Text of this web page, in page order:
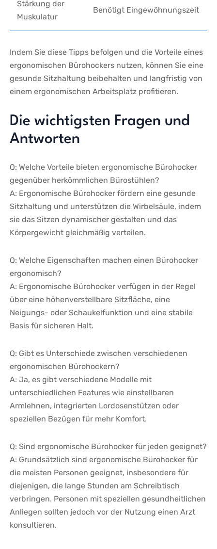
Stärkung ‍der
Muskulatur
Benötigt Eingewöhnungszeit
Indem Sie diese Tipps befolgen und die ⁤Vorteile eines
ergonomischen ‌Bürohockers nutzen, können Sie eine
gesunde Sitzhaltung beibehalten und langfristig von
einem ergonomischen Arbeitsplatz profitieren.
Die wichtigsten Fragen und
Antworten
Q: Welche Vorteile bieten ergonomische⁣ Bürohocker⁣
gegenüber herkömmlichen Bürostühlen?
A: Ergonomische Bürohocker fördern eine gesunde⁤
Sitzhaltung und unterstützen die Wirbelsäule, indem
sie das Sitzen dynamischer gestalten und das
Körpergewicht ‍gleichmäßig verteilen.
Q: Welche Eigenschaften machen einen Bürohocker
ergonomisch?
A:⁤ Ergonomische Bürohocker verfügen in der ⁤Regel
über eine höhenverstellbare Sitzfläche, eine
Neigungs- oder Schaukelfunktion⁢ und ⁤eine stabile
Basis für sicheren Halt.
Q: Gibt es Unterschiede zwischen verschiedenen‍
ergonomischen Bürohockern?
A: Ja, es gibt verschiedene Modelle mit
unterschiedlichen Features wie einstellbaren
‌Armlehnen, integrierten Lordosenstützen oder
speziellen Bezügen für mehr​ Komfort.
Q: Sind ergonomische​ Bürohocker für ‌jeden geeignet?
A: Grundsätzlich sind ergonomische Bürohocker für
die meisten Personen geeignet, ​insbesondere für
diejenigen,‌ die lange ‌Stunden am⁤ Schreibtisch
verbringen. Personen mit speziellen ‍gesundheitlichen
⁢Anliegen sollten jedoch vor der Nutzung einen Arzt
⁢konsultieren.